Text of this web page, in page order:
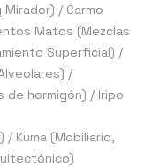
/ Carmo
Matos (Mezclas
Superficial) /
/
de hormigón) / Iripo
/ Kuma (Mobiliario,